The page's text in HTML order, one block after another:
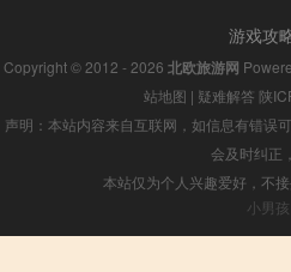
游戏攻
Copyright © 2012 - 2026 北欧旅游网
站地图 | 疑难解答 陕
声明：本站内容来自互联网，如信息有错误
会及时纠正
本站仅为个人兴趣爱好，不
小男孩